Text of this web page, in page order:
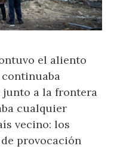
el aliento
junto a la frontera
cualquier
vecino: los
provocación